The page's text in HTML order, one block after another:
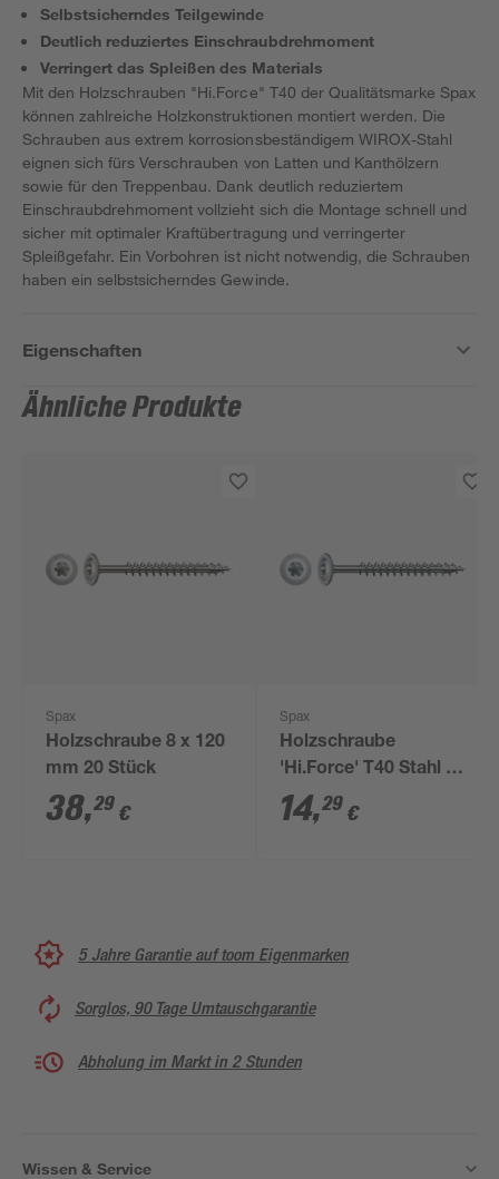
Selbstsicherndes Teilgewinde
Deutlich reduziertes Einschraubdrehmoment
Verringert das Spleißen des Materials
Mit den Holzschrauben "Hi.Force" T40 der Qualitätsmarke Spax
können zahlreiche Holzkonstruktionen montiert werden. Die
Schrauben aus extrem korrosionsbeständigem WIROX-Stahl
eignen sich fürs Verschrauben von Latten und Kanthölzern
sowie für den Treppenbau. Dank deutlich reduziertem
Einschraubdrehmoment vollzieht sich die Montage schnell und
sicher mit optimaler Kraftübertragung und verringerter
Spleißgefahr. Ein Vorbohren ist nicht notwendig, die Schrauben
haben ein selbstsicherndes Gewinde.
Eigenschaften
Ähnliche Produkte
Spax
Holzschraube 8 x 120
mm 20 Stück
38,29 €
Spax
Holzschraube
'Hi.Force' T40 Stahl 8
x 80 mm 20 Stück
14,29 €
5 Jahre Garantie auf toom Eigenmarken
Sorglos, 90 Tage Umtauschgarantie
Abholung im Markt in 2 Stunden
Wissen & Service